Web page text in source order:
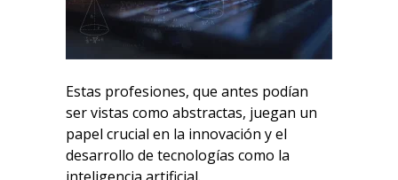
Estas profesiones, que antes podían
ser vistas como abstractas, juegan un
papel crucial en la innovación y el
desarrollo de tecnologías como la